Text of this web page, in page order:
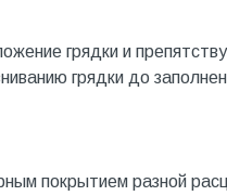
грядки и
грядки до
покрытием разной